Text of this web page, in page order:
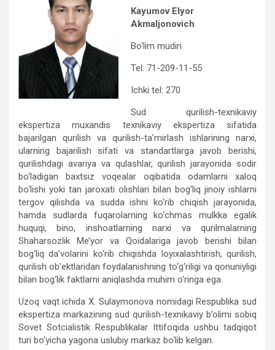
Kayumov Elyor
Akmaljonovich
Bo‘lim mudiri
Tel: 71-209-11-55
Ichki tel: 270
Sud qurilish-texnikaviy
ekspertiza muxandis texnikaviy ekspertiza sifatida
bajarilgan qurilish va qurilish-ta’mirlash ishlarining narxi,
ularning bajarilish sifati va standartlarga javob berishi,
qurilishdagi avariya va qulashlar, qurilish jarayonida sodir
bo‘ladigan baxtsiz voqealar oqibatida odamlarni xaloq
bo‘lishi yoki tan jaroxati olishlari bilan bog‘liq jinoiy ishlarni
tergov qilishda va sudda ishni ko‘rib chiqish jarayonida,
hamda sudlarda fuqarolarning ko‘chmas mulkka egalik
huquqi, bino, inshoatlarning narxi va qurilmalarning
Shaharsozlik Me’yor va Qoidalariga javob berishi bilan
bog‘liq da’volarini ko‘rib chiqishda loyixalashtirish, qurilish,
qurilish ob’ektlaridan foydalanishning to‘g‘riligi va qonuniyligi
bilan bog‘lik faktlarni aniqlashda muhim o‘ringa ega.
Uzoq vaqt ichida X. Sulaymonova nomidagi Respublika sud
ekspertiza markazining sud qurilish-texnikaviy b’olimi sobiq
Sovet Sotcialistik Respublikalar Ittifoqida ushbu tadqiqot
turi bo‘yicha yagona uslubiy markaz bo‘lib kelgan.